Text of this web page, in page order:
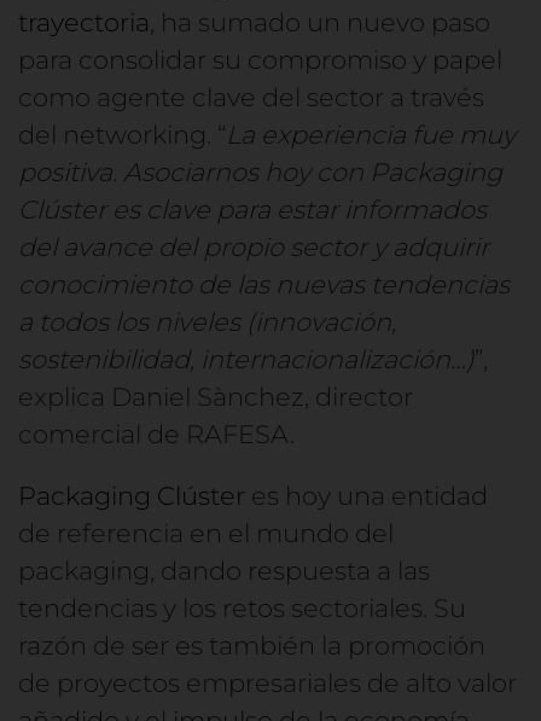
trayectoria, ha sumado un nuevo paso
para consolidar su compromiso y papel
como agente clave del sector a través
del networking. “La experiencia fue muy
positiva. Asociarnos hoy con Packaging
Clúster es clave para estar informados
del avance del propio sector y adquirir
conocimiento de las nuevas tendencias
a todos los niveles (innovación,
sostenibilidad, internacionalización…)”,
explica Daniel Sànchez, director
comercial de RAFESA.
Packaging Clúster es hoy una entidad
de referencia en el mundo del
packaging, dando respuesta a las
tendencias y los retos sectoriales. Su
razón de ser es también la promoción
de proyectos empresariales de alto valor